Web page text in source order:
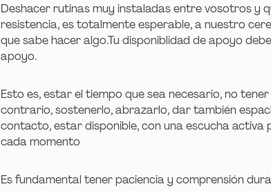
Deshacer rutinas muy instaladas entre vosotros y
resistencia, es totalmente esperable, a nuestro
que sabe hacer algo.Tu disponiblidad de apoyo
apoyo.
Esto es, estar el tiempo que sea necesario, no
contrario, sostenerlo, abrazarlo, dar también
contacto, estar disponible, con una escucha
cada momento
Es fundamental tener paciencia y comprensión